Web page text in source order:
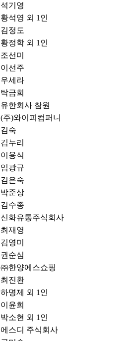
석기영
황석영 외 1인
김정도
황정학 외 1인
조선미
이선주
우세라
탁금희
유한회사 참원
(주)와이피컴퍼니
김숙
김누리
이용식
임광규
김은숙
박준상
김수종
신화유통주식회사
최재영
김영미
권순심
㈜한양에스쇼핑
최진환
하명제 외 1인
이윤희
박소현 외 1인
에스디 주식회사